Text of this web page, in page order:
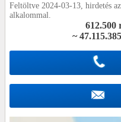
Feltöltve 2024-03-13, hirdetés
alkalommal.
612.500
~